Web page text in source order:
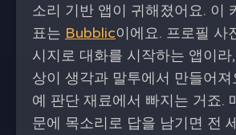
소리 기반 앱이 귀해졌어요. 이
표는 Bubblic이에요. 프로필 사
시지로 대화를 시작하는 앱이라
상이 생각과 말투에서 만들어
예 판단 재료에서 빠지는 거죠.
문에 목소리로 답을 남기면 전